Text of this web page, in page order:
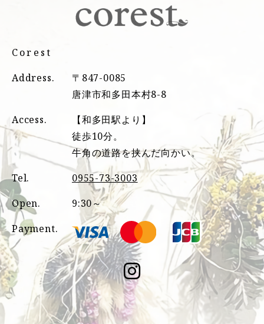
Corest
Address.
〒847-0085
唐津市和多田本村8-8
Access.
【和多田駅より】
徒歩10分。
牛角の道路を挟んだ向かい。
Tel.
0955-73-3003
Open.
9:30～
Payment.